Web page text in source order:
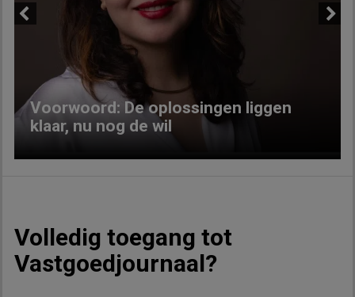
Voorwoord: De oplossingen liggen
klaar, nu nog de wil
Volledig toegang tot
Vastgoedjournaal?